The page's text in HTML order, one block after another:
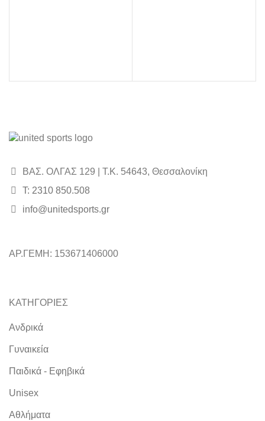
ΒΑΣ. ΟΛΓΑΣ 129 | Τ.Κ. 54643, Θεσσαλονίκη
Τ: 2310 850.508
info@unitedsports.gr
ΑΡ.ΓΕΜΗ: 153671406000
ΚΑΤΗΓΟΡΙΕΣ
Ανδρικά
Γυναικεία
Παιδικά - Εφηβικά
Unisex
Αθλήματα